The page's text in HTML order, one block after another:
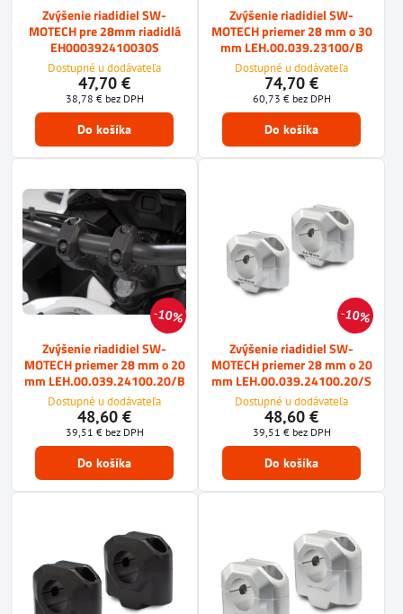
Zvýšenie riadidiel SW-
MOTECH pre 28mm riadidlá
EH000392410030S
Dostupné u dodávateľa
47,70 €
38,78 € bez DPH
Do košíka
Zvýšenie riadidiel SW-
MOTECH priemer 28 mm o 30
mm LEH.00.039.23100/B
Dostupné u dodávateľa
74,70 €
60,73 € bez DPH
Do košíka
10%
Zvýšenie riadidiel SW-
MOTECH priemer 28 mm o 20
mm LEH.00.039.24100.20/B
Dostupné u dodávateľa
48,60 €
39,51 € bez DPH
Do košíka
10%
Zvýšenie riadidiel SW-
MOTECH priemer 28 mm o 20
mm LEH.00.039.24100.20/S
Dostupné u dodávateľa
48,60 €
39,51 € bez DPH
Do košíka